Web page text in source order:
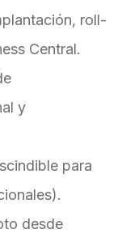
roll-
Central.
y
para
desde